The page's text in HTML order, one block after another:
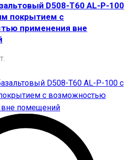
D508-T60 AL-P-100
покрытием с
применения вне